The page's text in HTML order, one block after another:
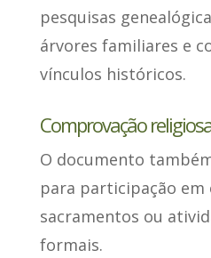
pesquisas
árvores familiares e
vínculos históricos.
Comprovação
O documento
para participação em
sacramentos ou
formais.